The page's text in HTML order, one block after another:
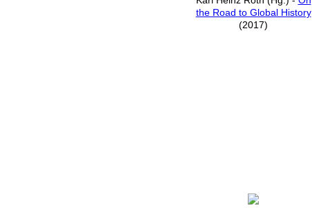
the Road to Global History
(2017)